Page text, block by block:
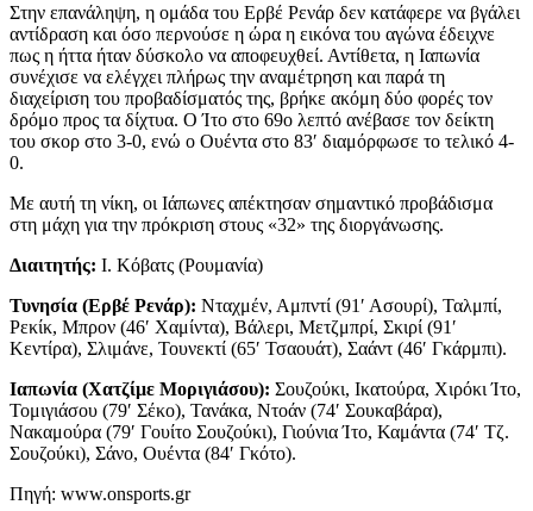
Στην επανάληψη, η ομάδα του Ερβέ Ρενάρ δεν κατάφερε να βγάλει
αντίδραση και όσο περνούσε η ώρα η εικόνα του αγώνα έδειχνε
πως η ήττα ήταν δύσκολο να αποφευχθεί. Αντίθετα, η Ιαπωνία
συνέχισε να ελέγχει πλήρως την αναμέτρηση και παρά τη
διαχείριση του προβαδίσματός της, βρήκε ακόμη δύο φορές τον
δρόμο προς τα δίχτυα. Ο Ίτο στο 69ο λεπτό ανέβασε τον δείκτη
του σκορ στο 3-0, ενώ ο Ουέντα στο 83′ διαμόρφωσε το τελικό 4-
0.
Με αυτή τη νίκη, οι Ιάπωνες απέκτησαν σημαντικό προβάδισμα
στη μάχη για την πρόκριση στους «32» της διοργάνωσης.
Διαιτητής: Ι. Κόβατς (Ρουμανία)
Τυνησία (Ερβέ Ρενάρ): Νταχμέν, Αμπντί (91′ Ασουρί), Ταλμπί,
Ρεκίκ, Μπρον (46′ Χαμίντα), Βάλερι, Μετζμπρί, Σκιρί (91′
Κεντίρα), Σλιμάνε, Τουνεκτί (65′ Τσαουάτ), Σαάντ (46′ Γκάρμπι).
Ιαπωνία (Χατζίμε Μοριγιάσου): Σουζούκι, Ικατούρα, Χιρόκι Ίτο,
Τομιγιάσου (79′ Σέκο), Τανάκα, Ντοάν (74′ Σουκαβάρα),
Νακαμούρα (79′ Γουίτο Σουζούκι), Γιούνια Ίτο, Καμάντα (74′ Τζ.
Σουζούκι), Σάνο, Ουέντα (84′ Γκότο).
Πηγή: www.onsports.gr